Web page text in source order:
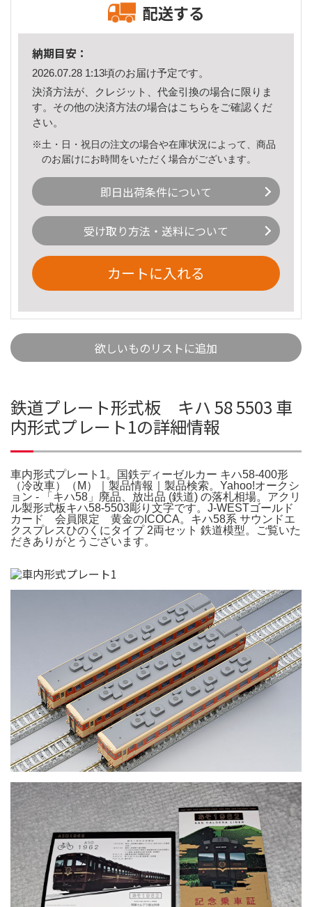
配送する
納期目安：
2026.07.28 1:13頃のお届け予定です。
決済方法が、クレジット、代金引換の場合に限りま
す。その他の決済方法の場合はこちら をご確認くだ
さい。
※土・日・祝日の注文の場合や在庫状況によって、商品
のお届けにお時間をいただく場合がございます。
即日出荷条件について
受け取り方法・送料について
カートに入れる
欲しいものリストに追加
鉄道プレート形式板 キハ 58 5503 車
内形式プレート1の詳細情報
車内形式プレート1。国鉄ディーゼルカー キハ58-400形
（冷改車）（M）｜製品情報｜製品検索。Yahoo!オークシ
ョン - 「キハ58」廃品、放出品 (鉄道) の落札相場。アクリ
ル製形式板キハ58-5503彫り文字です。J-WESTゴールド
カード 会員限定 黄金のICOCA。キハ58系 サウンドエ
クスプレスひのくにタイプ 2両セット 鉄道模型。ご覧いた
だきありがとうございます。